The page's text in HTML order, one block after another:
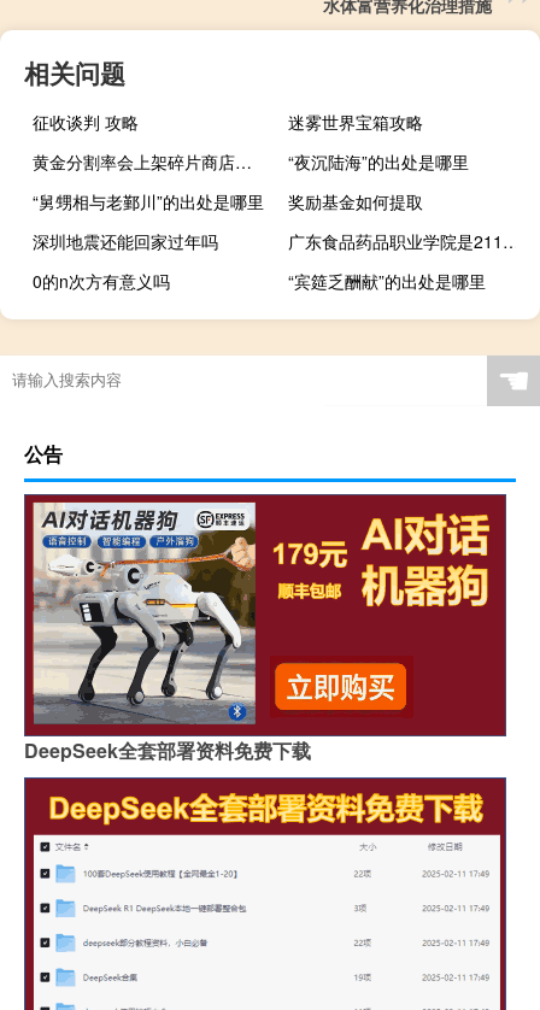
相关问题
征收谈判 攻略
迷雾世界宝箱攻略
黄金分割率会上架碎片商店吗（黄金分割率）
“夜沉陆海”的出处是哪里
“舅甥相与老鄞川”的出处是哪里
奖励基金如何提取
深圳地震还能回家过年吗
广东食品药品职业学院是211大学吗
0的n次方有意义吗
“宾筵乏酬献”的出处是哪里
☚
公告
DeepSeek全套部署资料免费下载